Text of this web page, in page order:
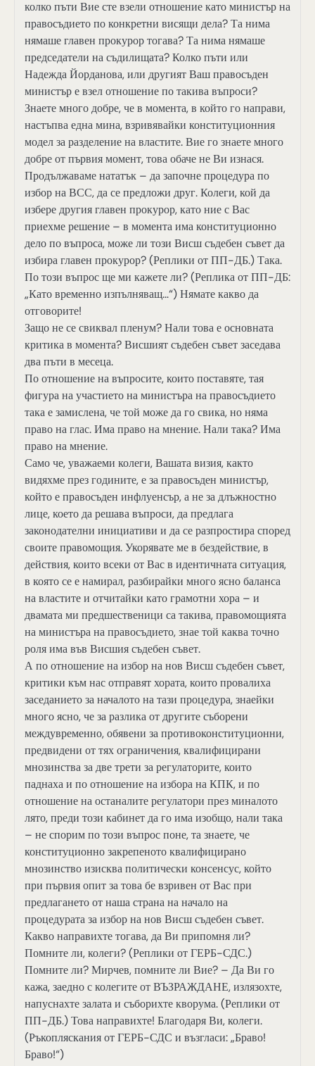
колко пъти Вие сте взели отношение като министър на
правосъдието по конкретни висящи дела? Та нима
нямаше главен прокурор тогава? Та нима нямаше
председатели на съдилищата? Колко пъти или
Надежда Йорданова, или другият Ваш правосъден
министър е взел отношение по такива въпроси?
Знаете много добре, че в момента, в който го направи,
настъпва една мина, взривявайки конституционния
модел за разделение на властите. Вие го знаете много
добре от първия момент, това обаче не Ви изнася.
Продължаваме нататък – да започне процедура по
избор на ВСС, да се предложи друг. Колеги, кой да
избере другия главен прокурор, като ние с Вас
приехме решение – в момента има конституционно
дело по въпроса, може ли този Висш съдебен съвет да
избира главен прокурор? (Реплики от ПП-ДБ.) Така.
По този въпрос ще ми кажете ли? (Реплика от ПП-ДБ:
„Като временно изпълняващ…“) Нямате какво да
отговорите!
Защо не се свиквал пленум? Нали това е основната
критика в момента? Висшият съдебен съвет заседава
два пъти в месеца.
По отношение на въпросите, които поставяте, тая
фигура на участието на министъра на правосъдието
така е замислена, че той може да го свика, но няма
право на глас. Има право на мнение. Нали така? Има
право на мнение.
Само че, уважаеми колеги, Вашата визия, както
видяхме през годините, е за правосъден министър,
който е правосъден инфлуенсър, а не за длъжностно
лице, което да решава въпроси, да предлага
законодателни инициативи и да се разпростира според
своите правомощия. Укорявате ме в бездействие, в
действия, които всеки от Вас в идентичната ситуация,
в която се е намирал, разбирайки много ясно баланса
на властите и отчитайки като грамотни хора – и
двамата ми предшественици са такива, правомощията
на министъра на правосъдието, знае той каква точно
роля има във Висшия съдебен съвет.
А по отношение на избор на нов Висш съдебен съвет,
критики към нас отправят хората, които провалиха
заседанието за началото на тази процедура, знаейки
много ясно, че за разлика от другите съборени
междувременно, обявени за противоконституционни,
предвидени от тях ограничения, квалифицирани
мнозинства за две трети за регулаторите, които
паднаха и по отношение на избора на КПК, и по
отношение на останалите регулатори през миналото
лято, преди този кабинет да го има изобщо, нали така
– не спорим по този въпрос поне, та знаете, че
конституционно закрепеното квалифицирано
мнозинство изисква политически консенсус, който
при първия опит за това бе взривен от Вас при
предлагането от наша страна на начало на
процедурата за избор на нов Висш съдебен съвет.
Какво направихте тогава, да Ви припомня ли?
Помните ли, колеги? (Реплики от ГЕРБ-СДС.)
Помните ли? Мирчев, помните ли Вие? – Да Ви го
кажа, заедно с колегите от ВЪЗРАЖДАНЕ, излязохте,
напуснахте залата и съборихте кворума. (Реплики от
ПП-ДБ.) Това направихте! Благодаря Ви, колеги.
(Ръкопляскания от ГЕРБ-СДС и възгласи: „Браво!
Браво!“)